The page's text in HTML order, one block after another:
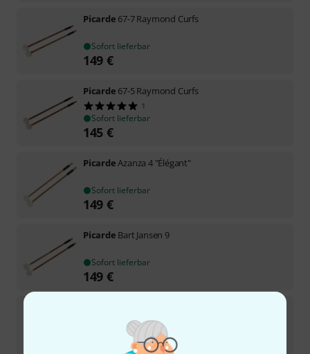
Picarde 67-7 Raymond Curfs
Sofort lieferbar
149 €
Picarde 67-5 Raymond Curfs
1
Sofort lieferbar
145 €
PicardeAzanza 4 "Élégant"
Sofort lieferbar
149 €
Picarde Bart Jansen 9
Sofort lieferbar
149 €
1
Sofort lieferbar